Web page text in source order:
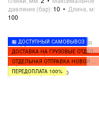
давление (бар) 10
Длина, м
100
🏪 ДОСТУПНЫЙ САМОВЫВОЗ
ДОСТАВКА НА ГРУЗОВЫЕ ОТДЕЛЕНИЯ
ОТДЕЛЬНАЯ ОТПРАВКА НОВОЙ ПОЧТОЙ
ПЕРЕДОПЛАТА 100%